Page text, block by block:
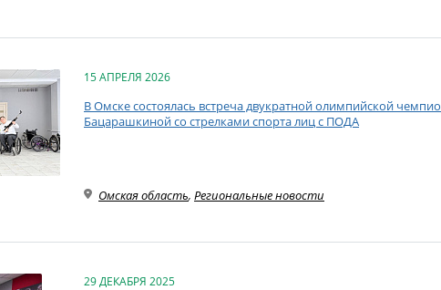
15 АПРЕЛЯ 2026
В Омске состоялась встреча двукратной олимпийской
Бацарашкиной со стрелками спорта лиц с ПОДА
Омская область, Региональные новости
29 ДЕКАБРЯ 2025